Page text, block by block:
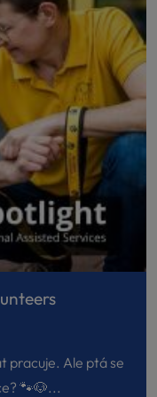
pracuje. Ale ptá se
🐾🐶...